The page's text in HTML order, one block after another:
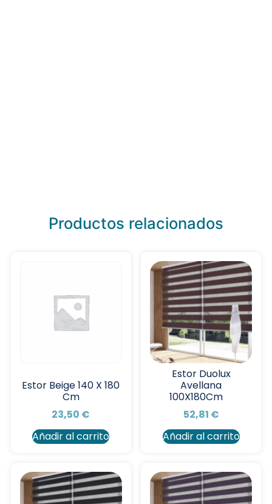
Productos relacionados
Estor Beige 140 X 180
Cm
23,50 €
Añadir al carrito
Estor Duolux
Avellana
100X180Cm
52,81 €
Añadir al carrito